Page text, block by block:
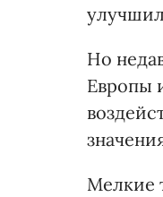
Но
Европы
Мелкие